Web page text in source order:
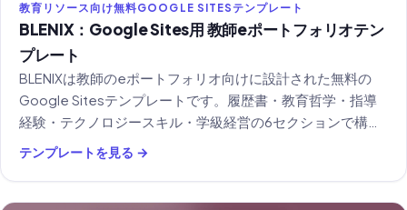
教育リソース向け無料GOOGLE SITESテンプレート
BLENIX：Google Sites用 教師eポートフォリオテン
プレート
BLENIXは教師のeポートフォリオ向けに設計された無料の
Google Sitesテンプレートです。履歴書・教育哲学・指導
経験・テクノロジースキル・学級経営の6セクションで構成
されています。
テンプレートを見る →